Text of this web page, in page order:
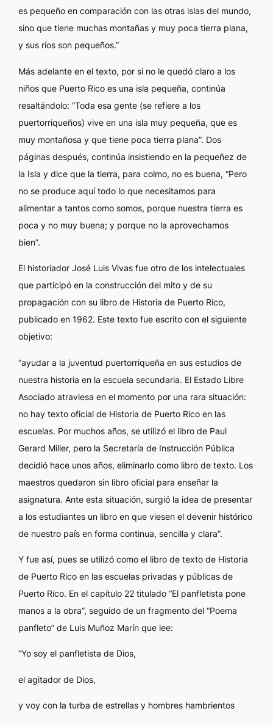
es pequeño en comparación con las otras islas del mundo,
sino que tiene muchas montañas y muy poca tierra plana,
y sus ríos son pequeños.”
Más adelante en el texto, por si no le quedó claro a los
niños que Puerto Rico es una isla pequeña, continúa
resaltándolo: “Toda esa gente (se refiere a los
puertorriqueños) vive en una isla muy pequeña, que es
muy montañosa y que tiene poca tierra plana”. Dos
páginas después, continúa insistiendo en la pequeñez de
la Isla y dice que la tierra, para colmo, no es buena, “Pero
no se produce aquí todo lo que necesitamos para
alimentar a tantos como somos, porque nuestra tierra es
poca y no muy buena; y porque no la aprovechamos
bien”.
El historiador José Luis Vivas fue otro de los intelectuales
que participó en la construcción del mito y de su
propagación con su libro de Historia de Puerto Rico,
publicado en 1962. Este texto fue escrito con el siguiente
objetivo:
“ayudar a la juventud puertorriqueña en sus estudios de
nuestra historia en la escuela secundaria. El Estado Libre
Asociado atraviesa en el momento por una rara situación:
no hay texto oficial de Historia de Puerto Rico en las
escuelas. Por muchos años, se utilizó el libro de Paul
Gerard Miller, pero la Secretaría de Instrucción Pública
decidió hace unos años, eliminarlo como libro de texto. Los
maestros quedaron sin libro oficial para enseñar la
asignatura. Ante esta situación, surgió la idea de presentar
a los estudiantes un libro en que viesen el devenir histórico
de nuestro país en forma continua, sencilla y clara”.
Y fue así, pues se utilizó como el libro de texto de Historia
de Puerto Rico en las escuelas privadas y públicas de
Puerto Rico. En el capítulo 22 titulado “El panfletista pone
manos a la obra”, seguido de un fragmento del “Poema
panfleto” de Luis Muñoz Marín que lee:
“Yo soy el panfletista de Dios,
el agitador de Dios,
y voy con la turba de estrellas y hombres hambrientos